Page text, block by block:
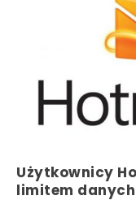
Użytkownicy
limitem danych